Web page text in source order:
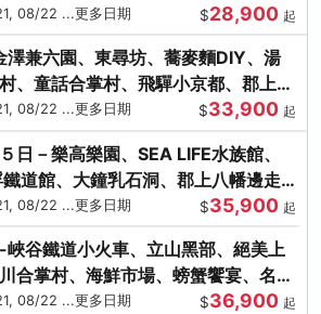
08/22 ...更多日期 $28,900 起
兼六園、東尋坊、蕎麥麵DIY、湯
、童話合掌村、飛驒小京都、郡上八
08/22 ...更多日期 $33,900 起
日－樂高樂園、SEA LIFE水族館、
道館、大鐘乳石洞、郡上八幡邊走
08/22 ...更多日期 $35,900 起
谷鐵道小火車、立山黑部、絕美上
合掌村、海鮮市場、螃蟹饗宴、名湯
08/22 ...更多日期 $36,900 起